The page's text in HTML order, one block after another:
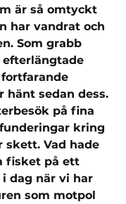
är så omtyckt
har vandrat och
Som grabb
efterlängtade
hänt sedan dess.
på fina
kring
skett. Vad hade
fisket på ett
dag när vi har
som motpol